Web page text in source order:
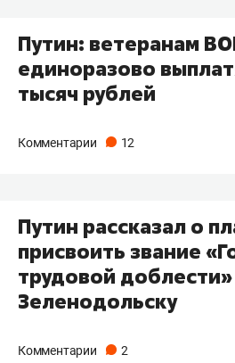
Путин: ветеранам
единоразово
тысяч рублей
Комментарии 12
Путин рассказал о
присвоить звание
трудовой доблести»
Зеленодольску
Комментарии 2